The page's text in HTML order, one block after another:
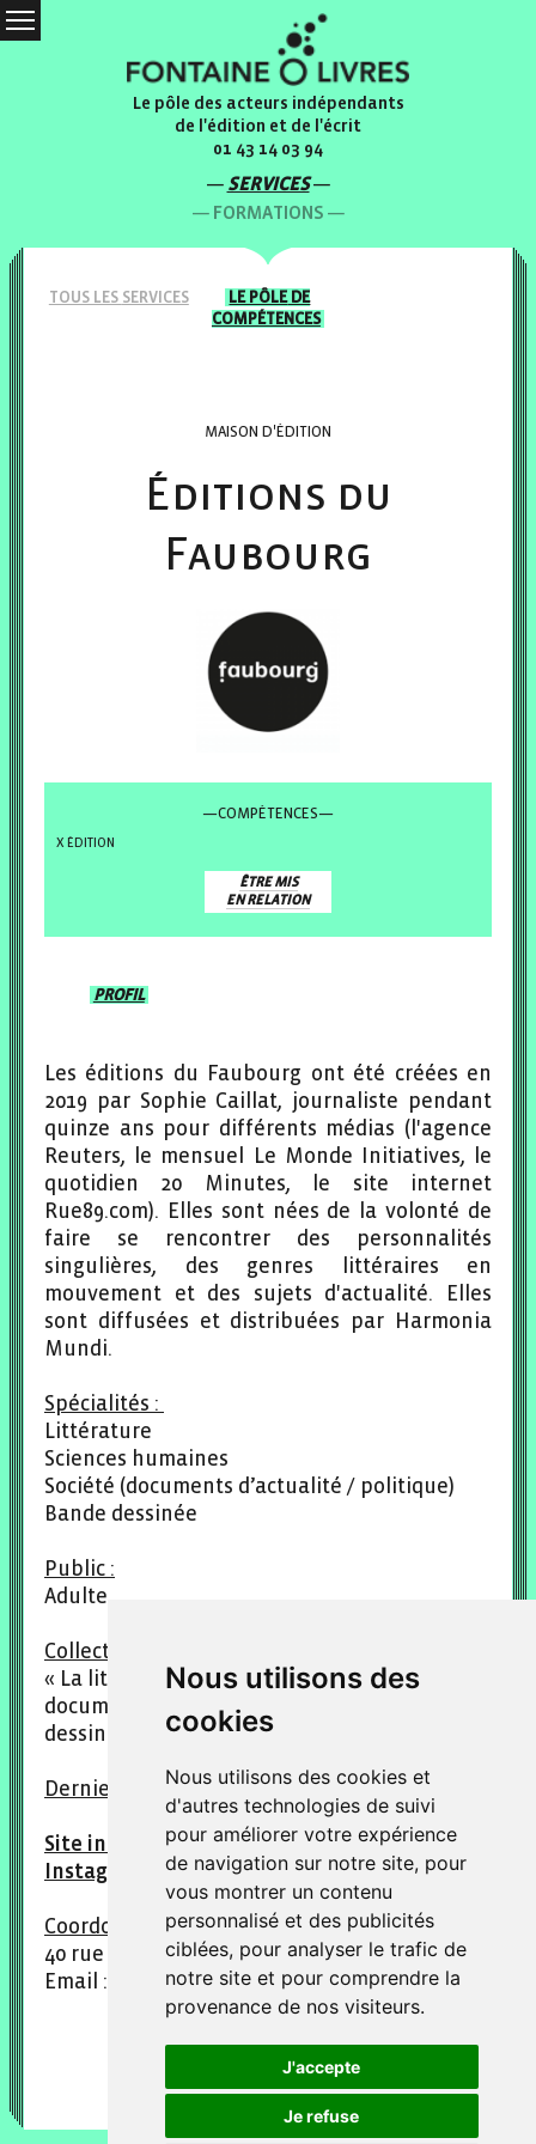
Nous utilisons des
cookies
Nous utilisons des cookies et
d'autres technologies de suivi
pour améliorer votre expérience
de navigation sur notre site, pour
vous montrer un contenu
personnalisé et des publicités
ciblées, pour analyser le trafic de
notre site et pour comprendre la
provenance de nos visiteurs.
J'accepte
Je refuse
Le pôle des acteurs indépendants
de l'édition et de l'écrit
01 43 14 03 94
SERVICES
FORMATIONS
TOUS LES SERVICES LE PÔLEDE
COMPÉTENCES
MAISON D'ÉDITION
Éditions du
Faubourg
—COMPÉTENCES—
ÉDITION
ÊTRE MIS
EN RELATION
PROFIL
Les éditions du Faubourg ont été créées en
2019 par Sophie Caillat, journaliste pendant
quinze ans pour différents médias (l'agence
Reuters, le mensuel Le Monde Initiatives, le
quotidien 20 Minutes, le site internet
Rue89.com). Elles sont nées de la volonté de
faire se rencontrer des personnalités
singulières, des genres littéraires en
mouvement et des sujets d'actualité. Elles
sont diffusées et distribuées par Harmonia
Mundi.
Spécialités :
Littérature
Sciences humaines
Société (documents d’actualité / politique)
Bande dessinée
Public :
Adulte
Collections :
« La littérature », « Les essais », « Les
documents », « La vie pratique », « La bande
dessinée »
Derniers titres parus : La Vie avec Marianne
Site internet :editionsdufaubourg.fr
Instagram : :@editionsdufaubourg
Coordonnées :
40 rue Planchat, Paris 20e
Email : sophie.caillat@editionsdufaubourg.fr